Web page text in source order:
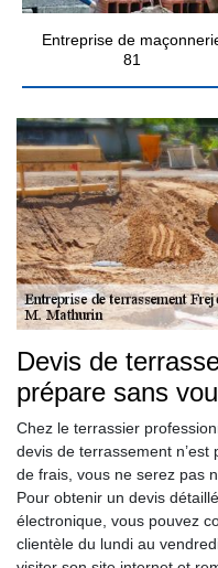
Entreprise de
81
Devis de
prépare sans
Chez le terrassier
devis de terrassement
de frais, vous ne serez pas
Pour obtenir un devis
électronique, vous pouvez
clientèle du lundi au